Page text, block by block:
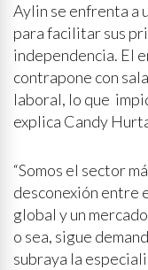
Aylin se enfrenta a
para facilitar sus
independencia. El
contrapone con
laboral, lo que
explica Candy
“Somos el sector
desconexión entre
global y un
o sea, sigue
subraya la